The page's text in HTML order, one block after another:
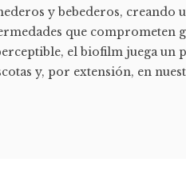
y bebederos, creando
que comprometen
el biofilm juega un
y, por extensión, en